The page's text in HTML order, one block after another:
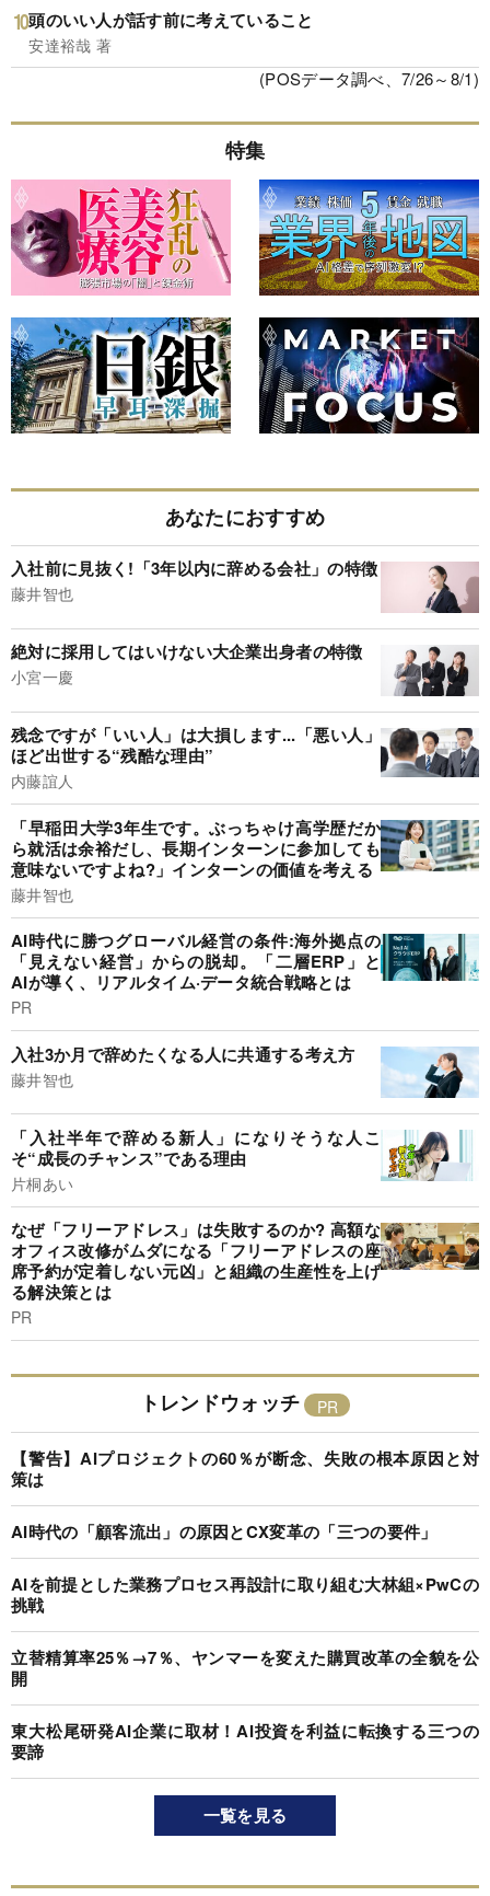
頭のいい人が話す前に考えていること
安達裕哉 著
(POSデータ調べ、7/26～8/1)
特集
あなたにおすすめ
入社前に見抜く!「3年以内に辞める会社」の特徴
藤井智也
絶対に採用してはいけない大企業出身者の特徴
小宮一慶
残念ですが「いい人」は大損します...「悪い人」
ほど出世する“残酷な理由”
内藤誼人
「早稲田大学3年生です。ぶっちゃけ高学歴だか
ら就活は余裕だし、長期インターンに参加しても
意味ないですよね?」インターンの価値を考える
藤井智也
AI時代に勝つグローバル経営の条件:海外拠点の
「見えない経営」からの脱却。「二層ERP」と
AIが導く、リアルタイム·データ統合戦略とは
PR
入社3か月で辞めたくなる人に共通する考え方
藤井智也
「入社半年で辞める新人」になりそうな人こ
そ“成長のチャンス”である理由
片桐あい
なぜ「フリーアドレス」は失敗するのか? 高額な
オフィス改修がムダになる「フリーアドレスの座
席予約が定着しない元凶」と組織の生産性を上げ
る解決策とは
PR
トレンドウォッチ
【警告】AIプロジェクトの60％が断念、失敗の根本原因と対
策は
AI時代の「顧客流出」の原因とCX変革の「三つの要件」
AIを前提とした業務プロセス再設計に取り組む大林組×PwCの
挑戦
立替精算率25％→7％、ヤンマーを変えた購買改革の全貌を公
開
東大松尾研発AI企業に取材！AI投資を利益に転換する三つの
要諦
一覧を見る